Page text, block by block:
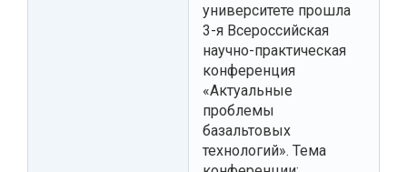
университете прошла
3-я Всероссийская
научно-практическая
конференция
«Актуальные
проблемы
базальтовых
технологий». Тема